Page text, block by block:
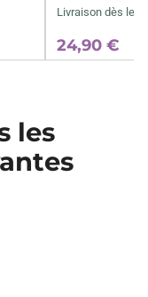
Livraison dès le
24,90 €
les